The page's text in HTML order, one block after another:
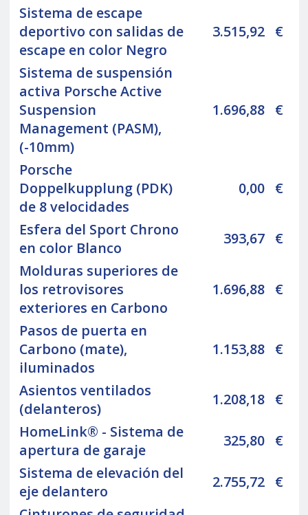
Sistema de escape
deportivo con salidas de
escape en color Negro
3.515,92 €
Sistema de suspensión
activa Porsche Active
Suspension
Management (PASM),
(-10mm)
1.696,88 €
Porsche
Doppelkupplung (PDK)
de 8 velocidades
0,00 €
Esfera del Sport Chrono
en color Blanco
393,67 €
Molduras superiores de
los retrovisores
exteriores en Carbono
1.696,88 €
Pasos de puerta en
Carbono (mate),
iluminados
1.153,88 €
Asientos ventilados
(delanteros)
1.208,18 €
HomeLink® - Sistema de
apertura de garaje
325,80 €
Sistema de elevación del
eje delantero
2.755,72 €